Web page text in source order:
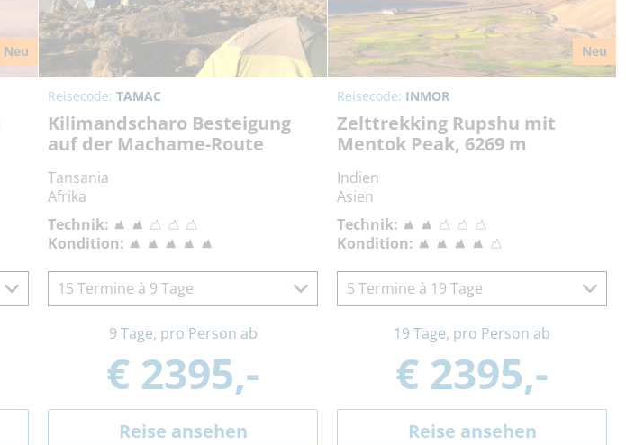
Neu
Reisecode: TAMAC
Kilimandscharo Besteigung
auf der Machame-Route
Tansania
Afrika
Technik:
Kondition:
15 Termine à 9 Tage
9 Tage, pro Person ab
€ 2395,-
Reise ansehen
Neu
Reisecode: INMOR
Zelttrekking Rupshu mit
Mentok Peak, 6269 m
Indien
Asien
Technik:
Kondition:
5 Termine à 19 Tage
19 Tage, pro Person ab
€ 2395,-
Reise ansehen